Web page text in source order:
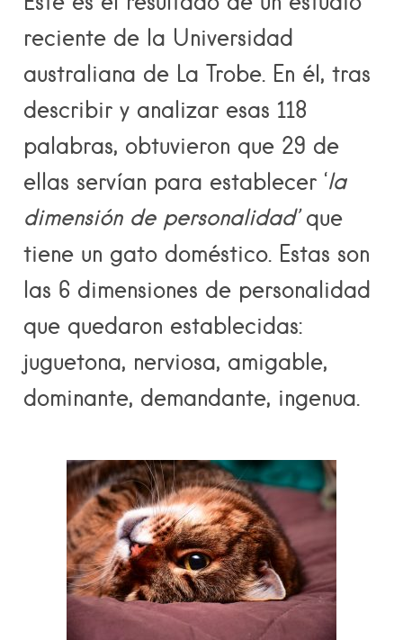
reciente de la Universidad
australiana de La Trobe . En él, tras
describir y analizar esas 118
palabras, obtuvieron que 29 de
ellas servían para establecer ‘la
dimensión de personalidad’que
tiene un gato doméstico. Estas son
las 6 dimensiones de personalidad
que quedaron establecidas:
juguetona, nerviosa, amigable,
dominante, demandante, ingenua.